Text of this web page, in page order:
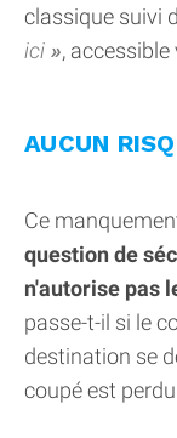
classique suivi
ici
,
AUCUN
Ce
question de
n'autorise pas
passe-t-il si le
destination se
coupé est